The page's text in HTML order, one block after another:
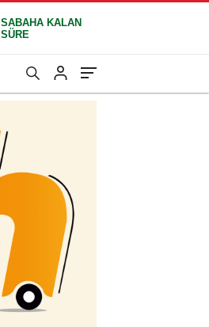
SABAHA KALAN
SÜRE